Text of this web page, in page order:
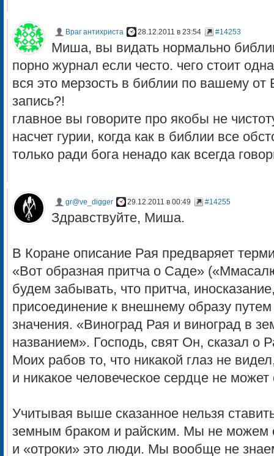
Враг антихриста 28.12.2011 в 23:54 #14253
Миша, вы видать нормально
порно журнал если често. чего стоит
вся это мерзость в библии по вашему
запись?!
главное вы говорите про якобы не
насчет гурии, когда как в библии все
только ради бога ненадо как всегда
gr@ve_digger 29.12.2011 в 00:49 #14255
Здравствуйте, Миша.
В Коране описание Рая предваряет
«Вот образная притча о Саде»
будем забывать, что притча,
присоединение к внешнему образу путем
значения. «Виноград Рая и виноград в
названием». Господь, свят Он, сказал о
Моих рабов то, что никакой глаз не
и никакое человеческое сердце не может
Учитывая выше сказанное нельзя
земным браком и райским. Мы не можем
и «отроки» это люди. Мы вообще не